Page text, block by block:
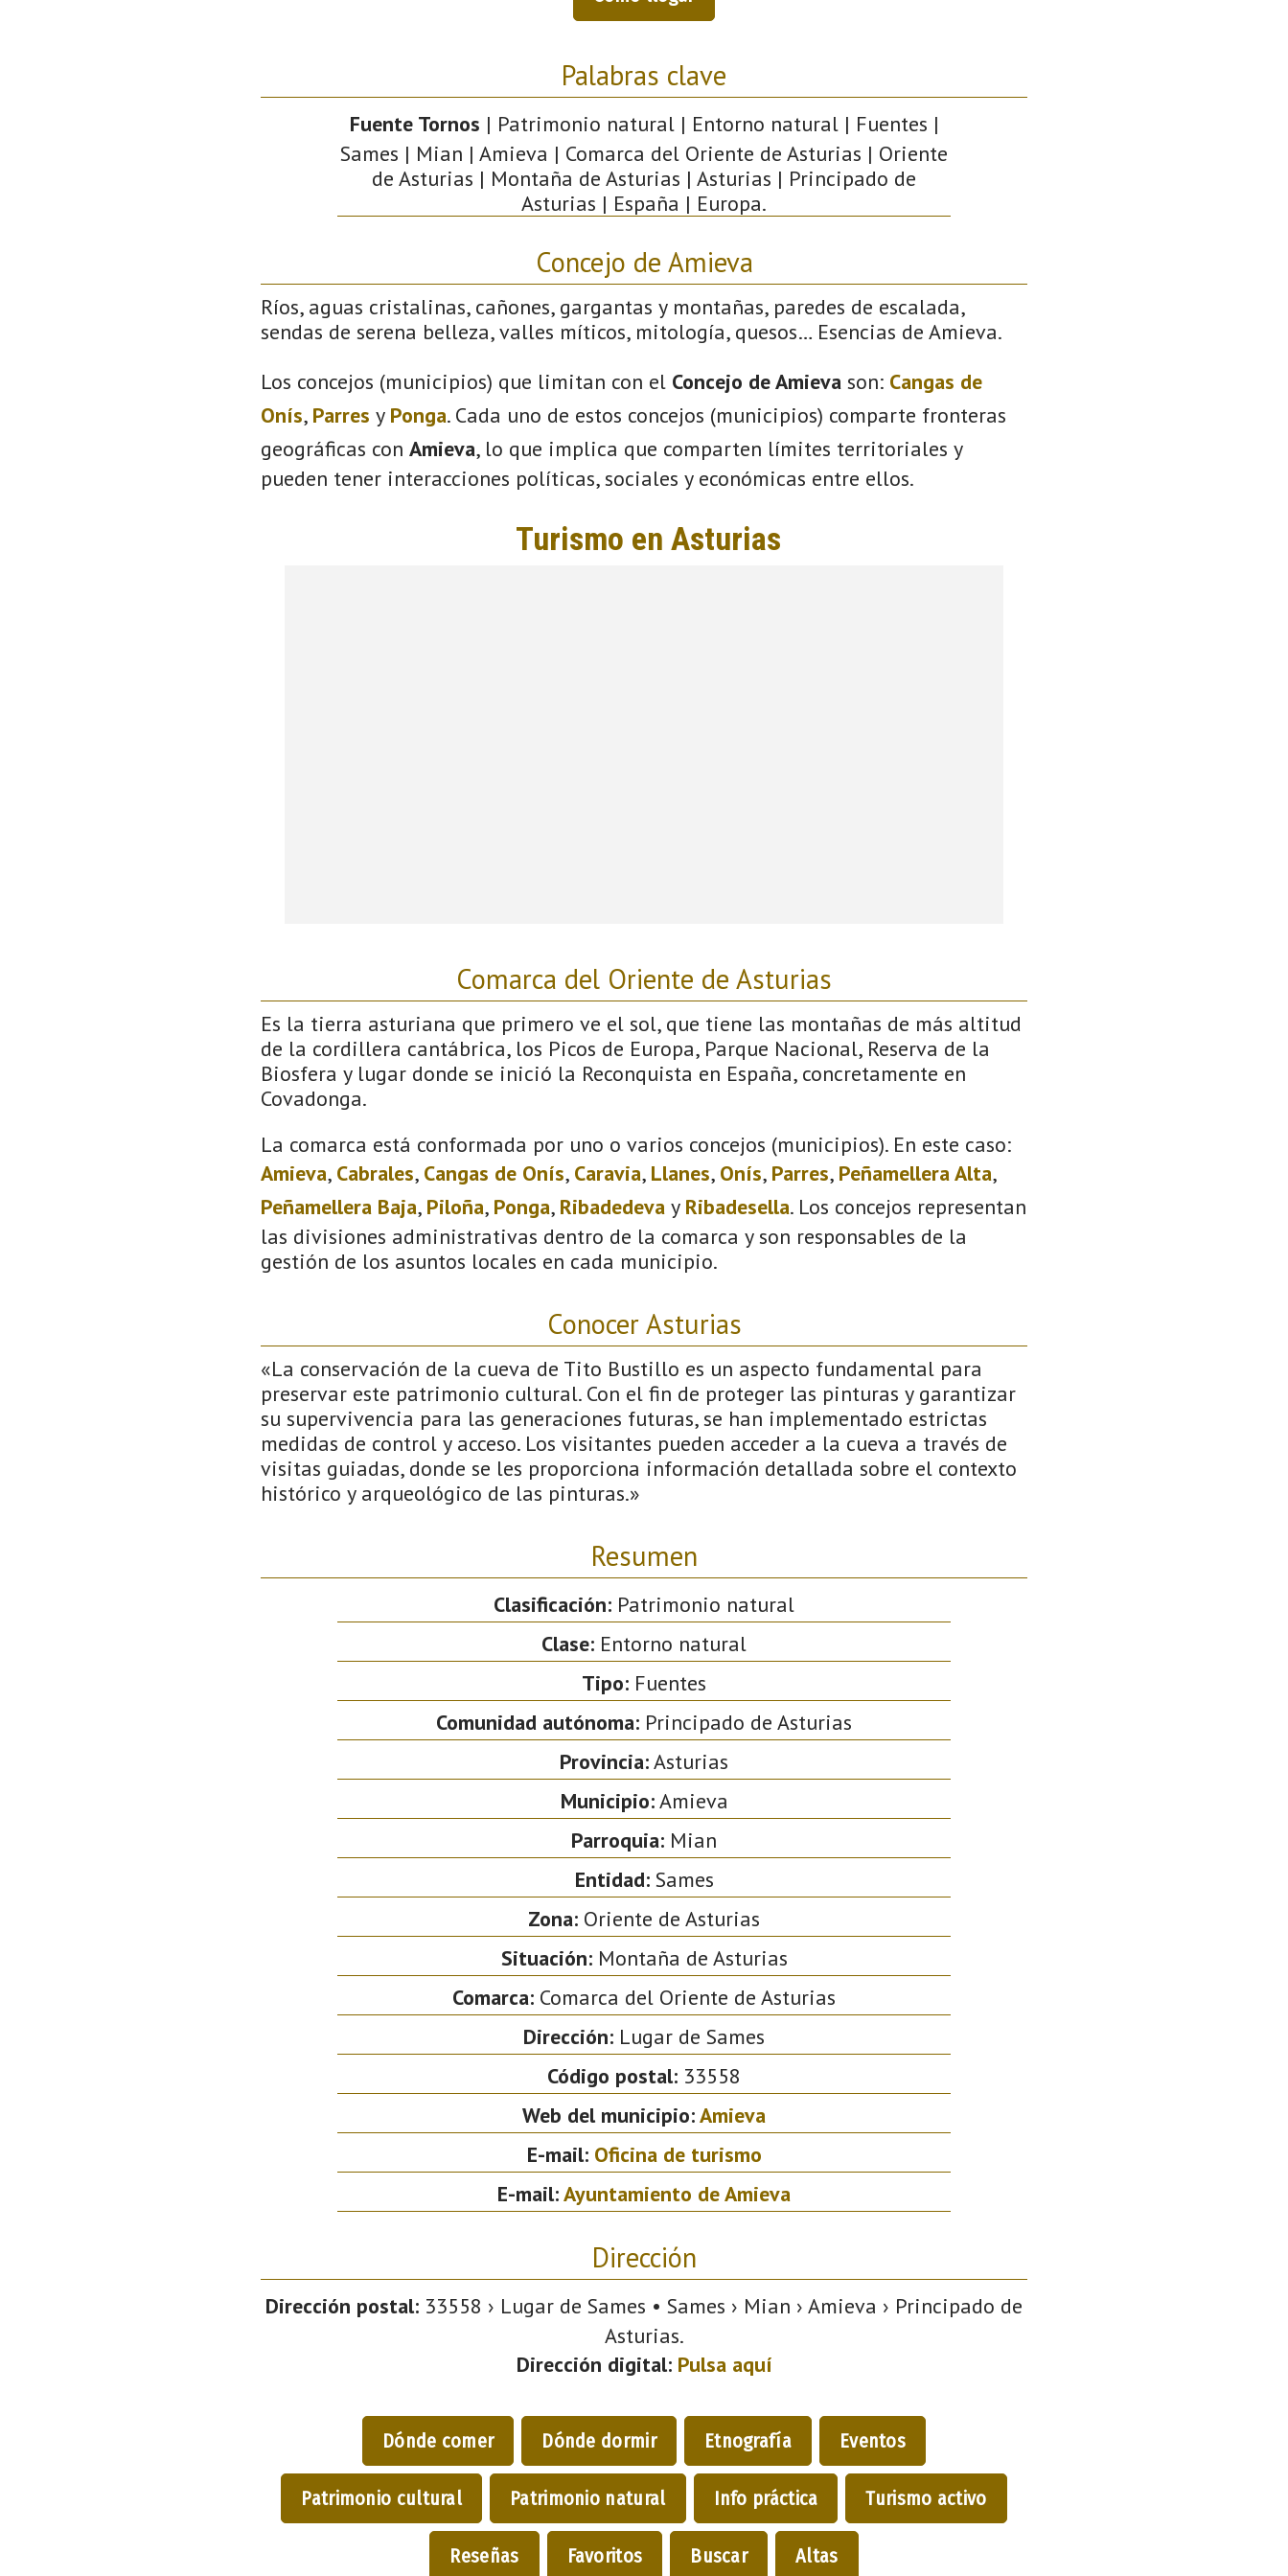
Palabras clave
Fuente Tornos | Patrimonio natural | Entorno natural | Fuentes |
Sames | Mian | Amieva | Comarca del Oriente de Asturias | Oriente
de Asturias | Montaña de Asturias | Asturias | Principado de
Asturias | España | Europa.
Concejo de Amieva
Ríos, aguas cristalinas, cañones, gargantas y montañas, paredes de escalada,
sendas de serena belleza, valles míticos, mitología, quesos… Esencias de Amieva.
Los concejos (municipios) que limitan con el Concejo de Amieva son: Cangas de
Onís, Parres y Ponga. Cada uno de estos concejos (municipios) comparte fronteras
geográficas con Amieva, lo que implica que comparten límites territoriales y
pueden tener interacciones políticas, sociales y económicas entre ellos.
Comarca del Oriente de Asturias
Es la tierra asturiana que primero ve el sol, que tiene las montañas de más altitud
de la cordillera cantábrica, los Picos de Europa, Parque Nacional, Reserva de la
Biosfera y lugar donde se inició la Reconquista en España, concretamente en
Covadonga.
La comarca está conformada por uno o varios concejos (municipios). En este caso:
Amieva, Cabrales, Cangas de Onís, Caravia, Llanes, Onís, Parres, Peñamellera Alta,
Peñamellera Baja, Piloña, Ponga, Ribadedeva y Ribadesella. Los concejos representan
las divisiones administrativas dentro de la comarca y son responsables de la
gestión de los asuntos locales en cada municipio.
Conocer Asturias
«La conservación de la cueva de Tito Bustillo es un aspecto fundamental para
preservar este patrimonio cultural. Con el fin de proteger las pinturas y garantizar
su supervivencia para las generaciones futuras, se han implementado estrictas
medidas de control y acceso. Los visitantes pueden acceder a la cueva a través de
visitas guiadas, donde se les proporciona información detallada sobre el contexto
histórico y arqueológico de las pinturas.»
Resumen
Clasificación: Patrimonio natural
Clase: Entorno natural
Tipo: Fuentes
Comunidad autónoma: Principado de Asturias
Provincia:Asturias
Municipio:Amieva
Parroquia: Mian
Entidad:Sames
Zona: Oriente de Asturias
Situación:Montaña de Asturias
Comarca: Comarca del Oriente de Asturias
Dirección: Lugar de Sames
Código postal: 33558
Web del municipio:Amieva
E-mail: Oficina de turismo
E-mail:Ayuntamiento de Amieva
Dirección
Dirección postal: 33558 › Lugar de Sames • Sames › Mian › Amieva › Principado de
Asturias.
Dirección digital: Pulsa aquí
Dónde comer Dónde dormir Etnografía Eventos
Patrimonio cultural Patrimonio natural Info práctica Turismo activo
Reseñas Favoritos Buscar Altas